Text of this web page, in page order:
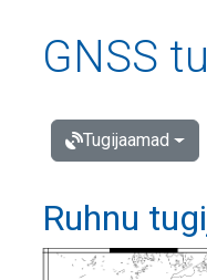
GNSS
Tugijaamad
Ruhnu